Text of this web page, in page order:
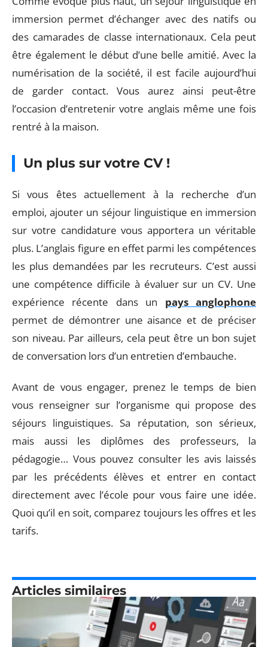
immersion permet d’échanger avec des natifs ou
des camarades de classe internationaux. Cela peut
être également le début d’une belle amitié. Avec la
numérisation de la société, il est facile aujourd’hui
de garder contact. Vous aurez ainsi peut-être
l’occasion d’entretenir votre anglais même une fois
rentré à la maison.
Un plus sur votre CV !
Si vous êtes actuellement à la recherche d’un
emploi, ajouter un séjour linguistique en immersion
sur votre candidature vous apportera un véritable
plus. L’anglais figure en effet parmi les compétences
les plus demandées par les recruteurs. C’est aussi
une compétence difficile à évaluer sur un CV. Une
expérience récente dans un pays anglophone
permet de démontrer une aisance et de préciser
son niveau. Par ailleurs, cela peut être un bon sujet
de conversation lors d’un entretien d’embauche.
Avant de vous engager, prenez le temps de bien
vous renseigner sur l’organisme qui propose des
séjours linguistiques. Sa réputation, son sérieux,
mais aussi les diplômes des professeurs, la
pédagogie… Vous pouvez consulter les avis laissés
par les précédents élèves et entrer en contact
directement avec l’école pour vous faire une idée.
Quoi qu’il en soit, comparez toujours les offres et les
tarifs.
Articles similaires